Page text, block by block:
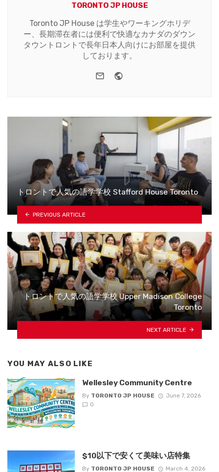
TORONTO JP HOUSE
Toronto JP House は学生やワーキングホリデ
ー、長期滞在者には便利で快適なカナダのダウン
タウントロントで長年日本人向けにお部屋を提供
しております。
e-mail
トロントで人気の語学学校 Stafford House Toronto
PREVIOUS ARTICLE
トロントで人気の語学学校 Upper Madison College
Toronto
NEXT ARTICLE
YOU MAY ALSO LIKE
Wellesley Community Centre
By TORONTO JP HOUSE
June 7, 2026
0
$10以下で安くて美味い店特集
By TORONTO JP HOUSE March 4, 2026